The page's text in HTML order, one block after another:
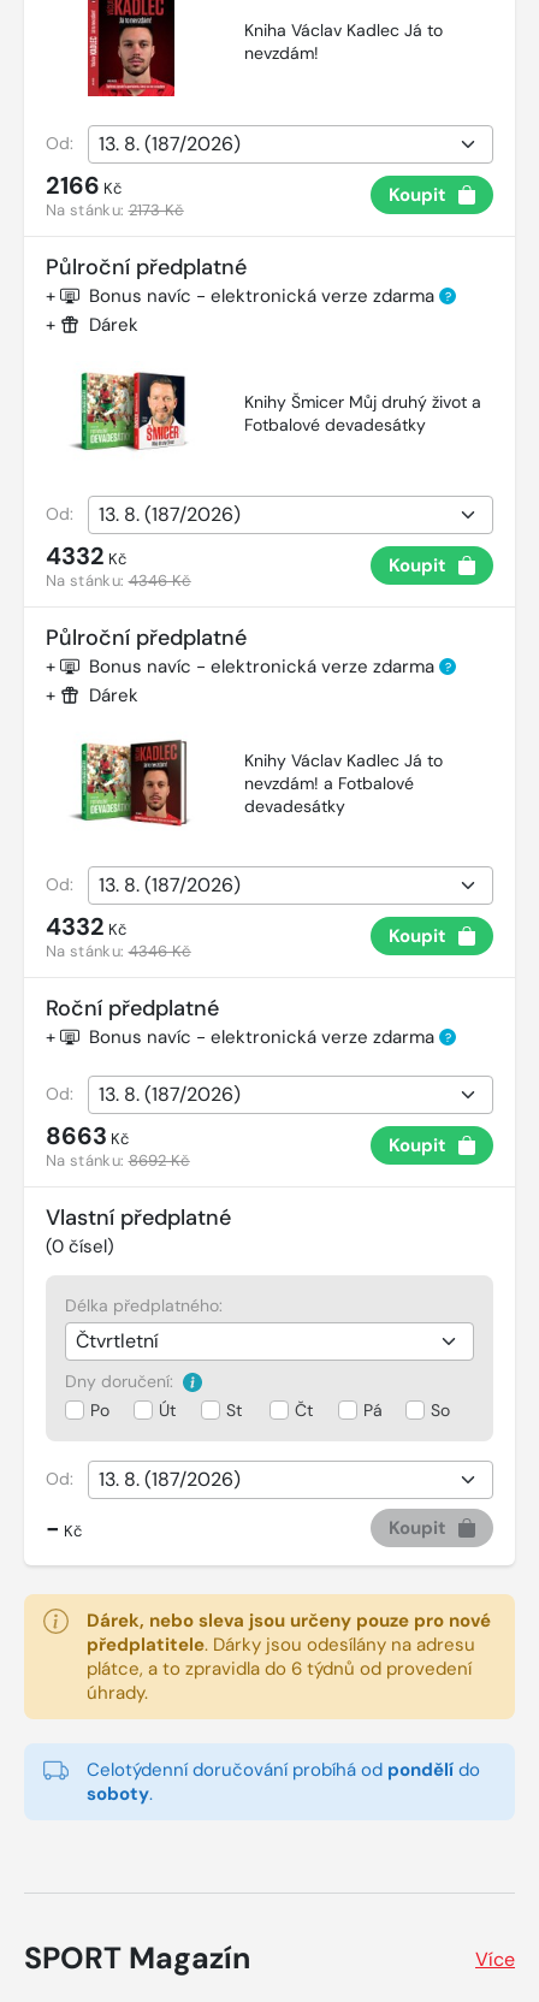
Kniha Václav Kadlec Já to
nevzdám!
Od:
2166 Kč
Na stánku:2173 Kč
Koupit
Půlroční předplatné
+ Bonus navíc - elektronická verze zdarma ?
+ Dárek
Knihy Šmicer Můj druhý život a
Fotbalové devadesátky
Od:
4332 Kč
Na stánku:4346 Kč
Koupit
Půlroční předplatné
+ Bonus navíc - elektronická verze zdarma ?
+ Dárek
Knihy Václav Kadlec Já to
nevzdám! a Fotbalové
devadesátky
Od:
4332 Kč
Na stánku:4346 Kč
Koupit
Roční předplatné
+ Bonus navíc - elektronická verze zdarma ?
Od:
8663 Kč
Na stánku:8692 Kč
Koupit
Vlastní předplatné
(0 čísel)
Délka předplatného:
Dny doručení:
Po
Út St Čt Pá So
Od:
- Kč Koupit
Dárek, nebo sleva jsou určeny pouze pro nové
předplatitele. Dárky jsou odesílány na adresu
plátce, a to zpravidla do 6 týdnů od provedení
úhrady.
Celotýdenní doručování probíhá od pondělí do
soboty.
SPORT Magazín Více